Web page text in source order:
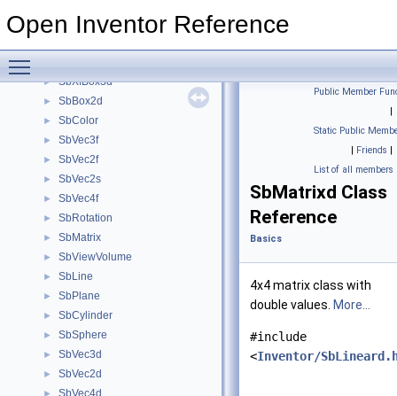
Open Inventor Reference
► SbBox2f
► SbXfBox3d
► SbBox2d
► SbColor
► SbVec3f
► SbVec2f
► SbVec2s
► SbVec4f
► SbRotation
► SbMatrix
► SbViewVolume
► SbLine
► SbPlane
► SbCylinder
► SbSphere
► SbVec3d
► SbVec2d
SbVec4d
Public Member
|
Static Public
| Friends |
List of all members
SbMatrixd Class
Reference
Basics
4x4 matrix class with
double values. More...
#include
<Inventor/